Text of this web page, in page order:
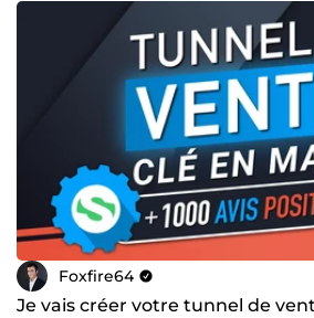
Foxfire64
Je vais créer votre tunnel de